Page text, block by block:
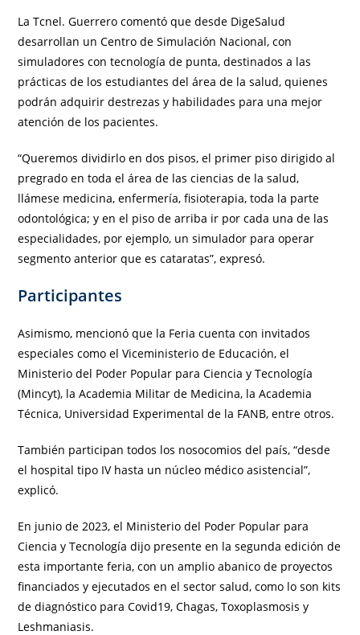
La Tcnel. Guerrero comentó que desde DigeSalud
desarrollan un Centro de Simulación Nacional, con
simuladores con tecnología de punta, destinados a las
prácticas de los estudiantes del área de la salud, quienes
podrán adquirir destrezas y habilidades para una mejor
atención de los pacientes.
“Queremos dividirlo en dos pisos, el primer piso dirigido al
pregrado en toda el área de las ciencias de la salud,
llámese medicina, enfermería, fisioterapia, toda la parte
odontológica; y en el piso de arriba ir por cada una de las
especialidades, por ejemplo, un simulador para operar
segmento anterior que es cataratas”, expresó.
Participantes
Asimismo, mencionó que la Feria cuenta con invitados
especiales como el Viceministerio de Educación, el
Ministerio del Poder Popular para Ciencia y Tecnología
(Mincyt), la Academia Militar de Medicina, la Academia
Técnica, Universidad Experimental de la FANB, entre otros.
También participan todos los nosocomios del país, “desde
el hospital tipo IV hasta un núcleo médico asistencial”,
explicó.
En junio de 2023, el Ministerio del Poder Popular para
Ciencia y Tecnología dijo presente en la segunda edición de
esta importante feria, con un amplio abanico de proyectos
financiados y ejecutados en el sector salud, como lo son kits
de diagnóstico para Covid19, Chagas, Toxoplasmosis y
Leshmaniasis.